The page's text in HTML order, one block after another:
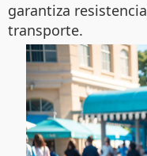
garantiza
transporte.